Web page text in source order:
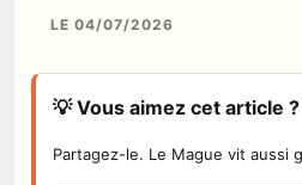
LE 04/07/2026
💡 Vous aimez cet article ?
Partagez-le. Le Mague vit aussi